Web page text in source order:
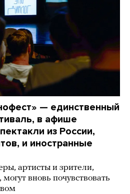
— единственный
в афише
из России,
и иностранные
артисты и зрители,
вновь почувствовать